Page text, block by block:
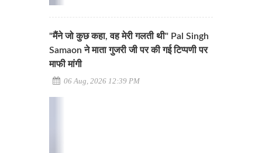
"मैंने जो कुछ कहा, वह मेरी गलती थी" Pal Singh
Samaon ने माता गुजरी जी पर की गई टिप्पणी पर
माफी मांगी
06 Aug, 2026 12:39 PM